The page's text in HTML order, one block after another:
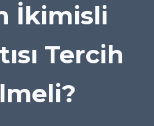
İkimisli
Tercih